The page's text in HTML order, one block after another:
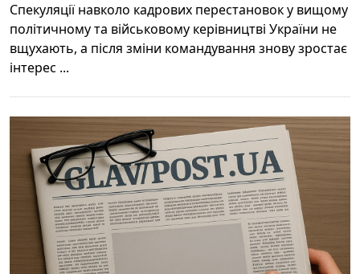
Спекуляції навколо кадрових перестановок у вищому
політичному та військовому керівництві України не
вщухають, а після зміни командування знову зростає
інтерес ...